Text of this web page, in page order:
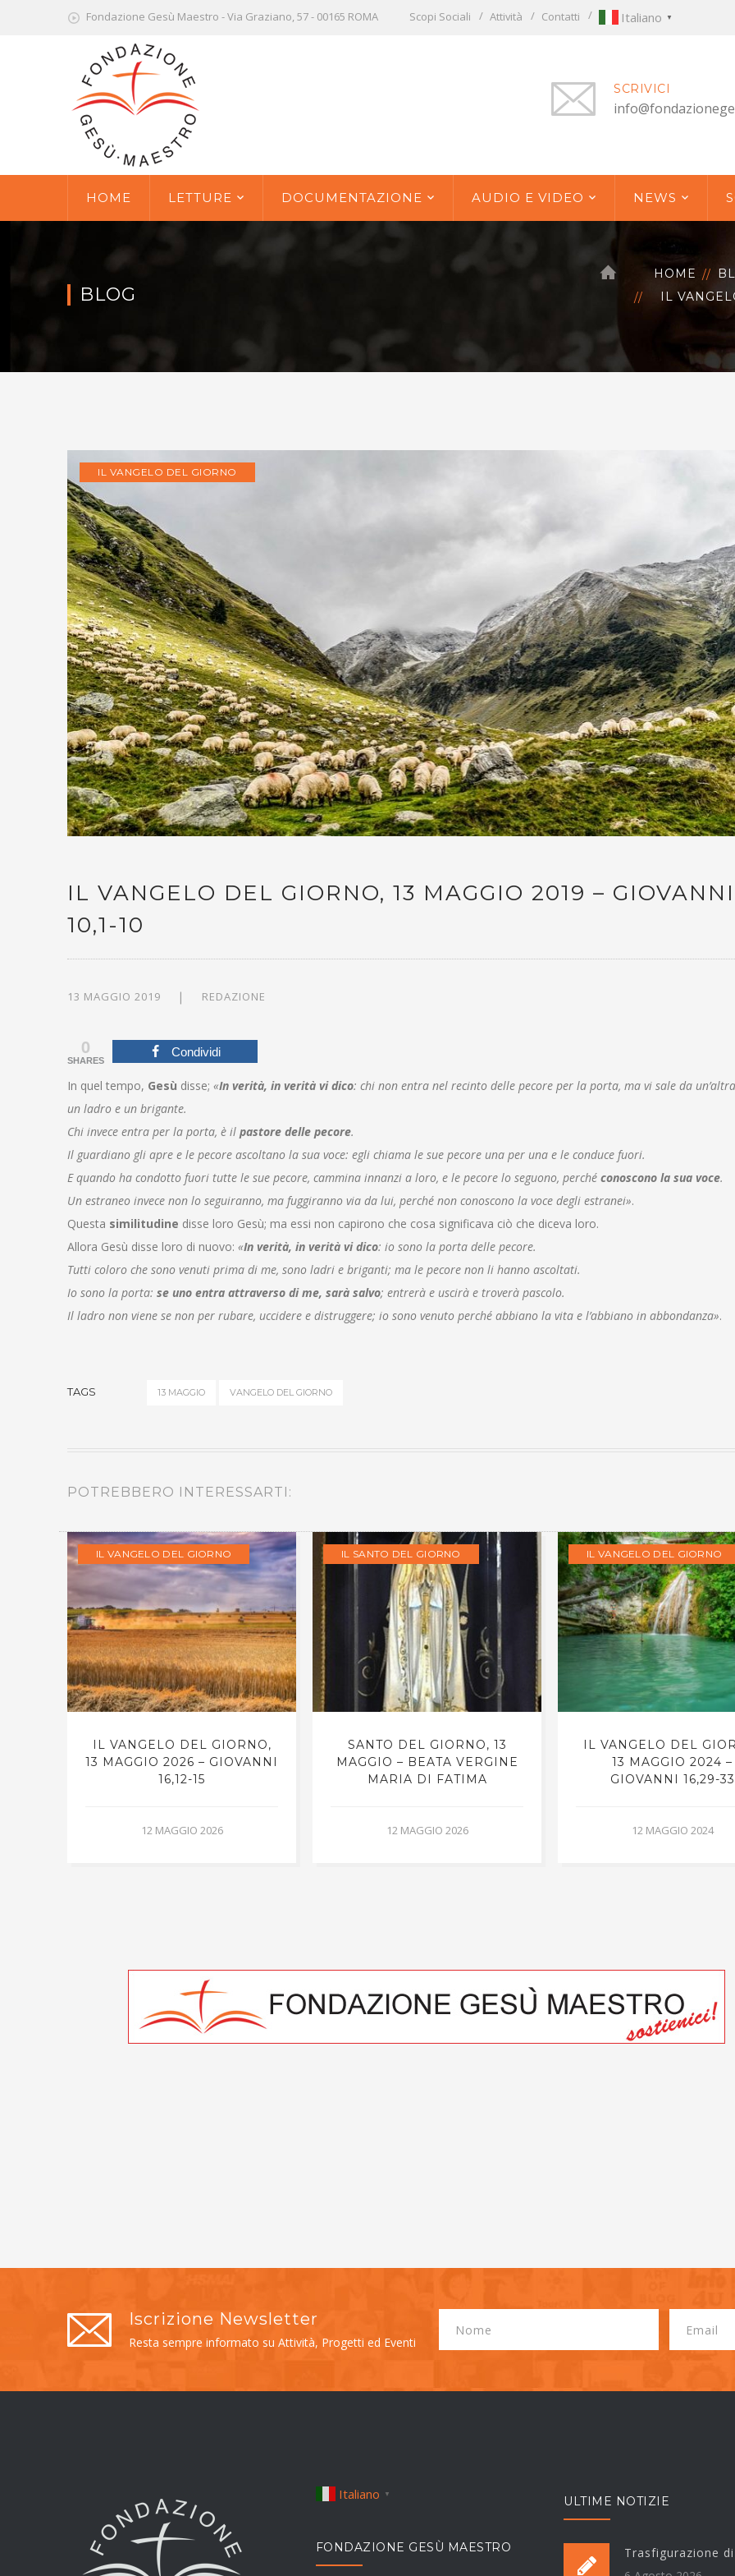
Fondazione Gesù Maestro - Via Graziano, 57 - 00165 ROMA Scopi Sociali Attività Contatti Italiano ▼
SCRIVICI
HOME LETTURE DOCUMENTAZIONE AUDIO E VIDEO NEWS
BLOG
HOME
IL
IL VANGELO DEL GIORNO
IL VANGELO DEL GIORNO, 13 MAGGIO 2019 – GIOVANNI
10,1-10
13 MAGGIO 2019 REDAZIONE
0
SHARES
Condividi
In quel tempo, Gesù disse; «In verità, in verità vi dico: chi non entra nel recinto delle pecore per la porta, ma vi sale da
un ladro e un brigante.
Chi invece entra per la porta, è il pastore delle pecore.
Il guardiano gli apre e le pecore ascoltano la sua voce: egli chiama le sue pecore una per una e le conduce fuori.
E quando ha condotto fuori tutte le sue pecore, cammina innanzi a loro, e le pecore lo seguono, perché conoscono la sua voce.
Un estraneo invece non lo seguiranno, ma fuggiranno via da lui, perché non conoscono la voce degli estranei».
Questa similitudine disse loro Gesù; ma essi non capirono che cosa significava ciò che diceva loro.
Allora Gesù disse loro di nuovo: «In verità, in verità vi dico: io sono la porta delle pecore.
Tutti coloro che sono venuti prima di me, sono ladri e briganti; ma le pecore non li hanno ascoltati.
Io sono la porta: se uno entra attraverso di me, sarà salvo; entrerà e uscirà e troverà pascolo.
Il ladro non viene se non per rubare, uccidere e distruggere; io sono venuto perché abbiano la vita e l’abbiano in abbondanza».
TAGS 13 MAGGIO VANGELO DEL GIORNO
POTREBBERO INTERESSARTI:
IL VANGELO DEL GIORNO
IL VANGELO DEL GIORNO,
13 MAGGIO 2026 – GIOVANNI
16,12-15
12 MAGGIO 2026
IL SANTO DEL GIORNO
SANTO DEL GIORNO, 13
MAGGIO – BEATA VERGINE
MARIA DI FATIMA
12 MAGGIO 2026
IL VANGELO DEL GIORNO
IL VANGELO DEL
13 MAGGIO 2024 –
GIOVANNI 16,29-33
12 MAGGIO 2024
Iscrizione Newsletter
Resta sempre informato su Attività, Progetti ed Eventi
Italiano ▼
FONDAZIONE GESÙ MAESTRO
ULTIME NOTIZIE
Trasfigurazione di